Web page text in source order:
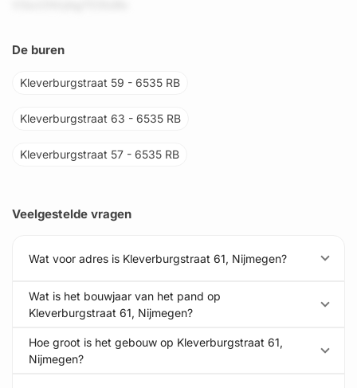
De buren
Kleverburgstraat 59 - 6535 RB
Kleverburgstraat 63 - 6535 RB
Kleverburgstraat 57 - 6535 RB
Veelgestelde vragen
Wat voor adres is Kleverburgstraat 61, Nijmegen?
Wat is het bouwjaar van het pand op
Kleverburgstraat 61, Nijmegen?
Hoe groot is het gebouw op Kleverburgstraat 61,
Nijmegen?